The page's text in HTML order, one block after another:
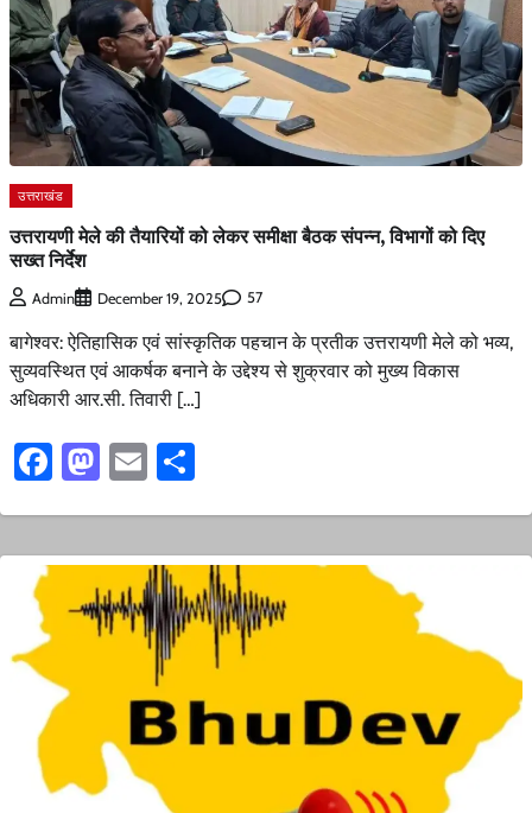
उत्तराखंड
उत्तरायणी मेले की तैयारियों को लेकर समीक्षा बैठक संपन्न, विभागों को दिए
सख्त निर्देश
Admin December 19, 2025 57
बागेश्वर: ऐतिहासिक एवं सांस्कृतिक पहचान के प्रतीक उत्तरायणी मेले को भव्य,
सुव्यवस्थित एवं आकर्षक बनाने के उद्देश्य से शुक्रवार को मुख्य विकास
अधिकारी आर.सी. तिवारी […]
Facebook
Mastodon
Email